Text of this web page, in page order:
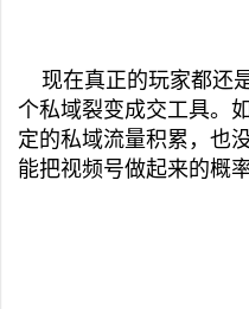
现在真正的玩家都还
个私域裂变成交工具。
定的私域流量积累，也
能把视频号做起来的概